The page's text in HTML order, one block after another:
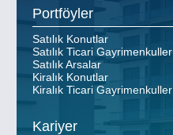
Portföyler
Satılık Konutlar
Satılık Ticari Gayrimenkuller
Satılık Arsalar
Kiralık Konutlar
Kiralık Ticari Gayrimenkuller
Kariyer